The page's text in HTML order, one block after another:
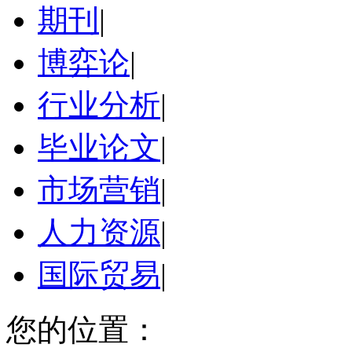
期刊 |
博弈论|
行业分析|
毕业论文|
市场营销|
人力资源|
国际贸易|
您的位置：